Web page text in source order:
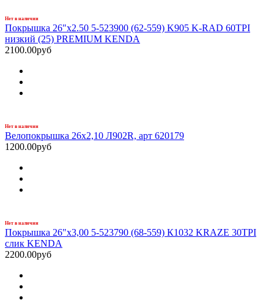
Нет в наличии
Покрышка 26"х2.50 5-523900 (62-559) K905 K-RAD 60TPI
низкий (25) PREMIUM KENDA
2100.00руб
Нет в наличии
Велопокрышка 26х2,10 Л902R, арт 620179
1200.00руб
Нет в наличии
Покрышка 26"х3,00 5-523790 (68-559) К1032 KRAZE 30TPI
слик KENDA
2200.00руб